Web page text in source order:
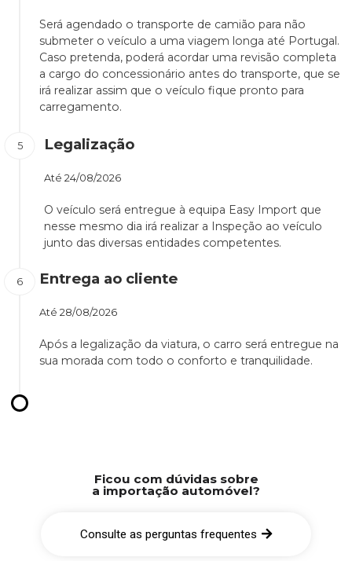
Será agendado o transporte de camião para não
submeter o veículo a uma viagem longa até Portugal.
Caso pretenda, poderá acordar uma revisão completa
a cargo do concessionário antes do transporte, que se
irá realizar assim que o veículo fique pronto para
carregamento.
Legalização
Até 24/08/2026
O veículo será entregue à equipa Easy Import que
nesse mesmo dia irá realizar a Inspeção ao veículo
junto das diversas entidades competentes.
Entrega ao cliente
Até 28/08/2026
Após a legalização da viatura, o carro será entregue na
sua morada com todo o conforto e tranquilidade.
Ficou com dúvidas sobre
a importação automóvel?
Consulte as perguntas frequentes